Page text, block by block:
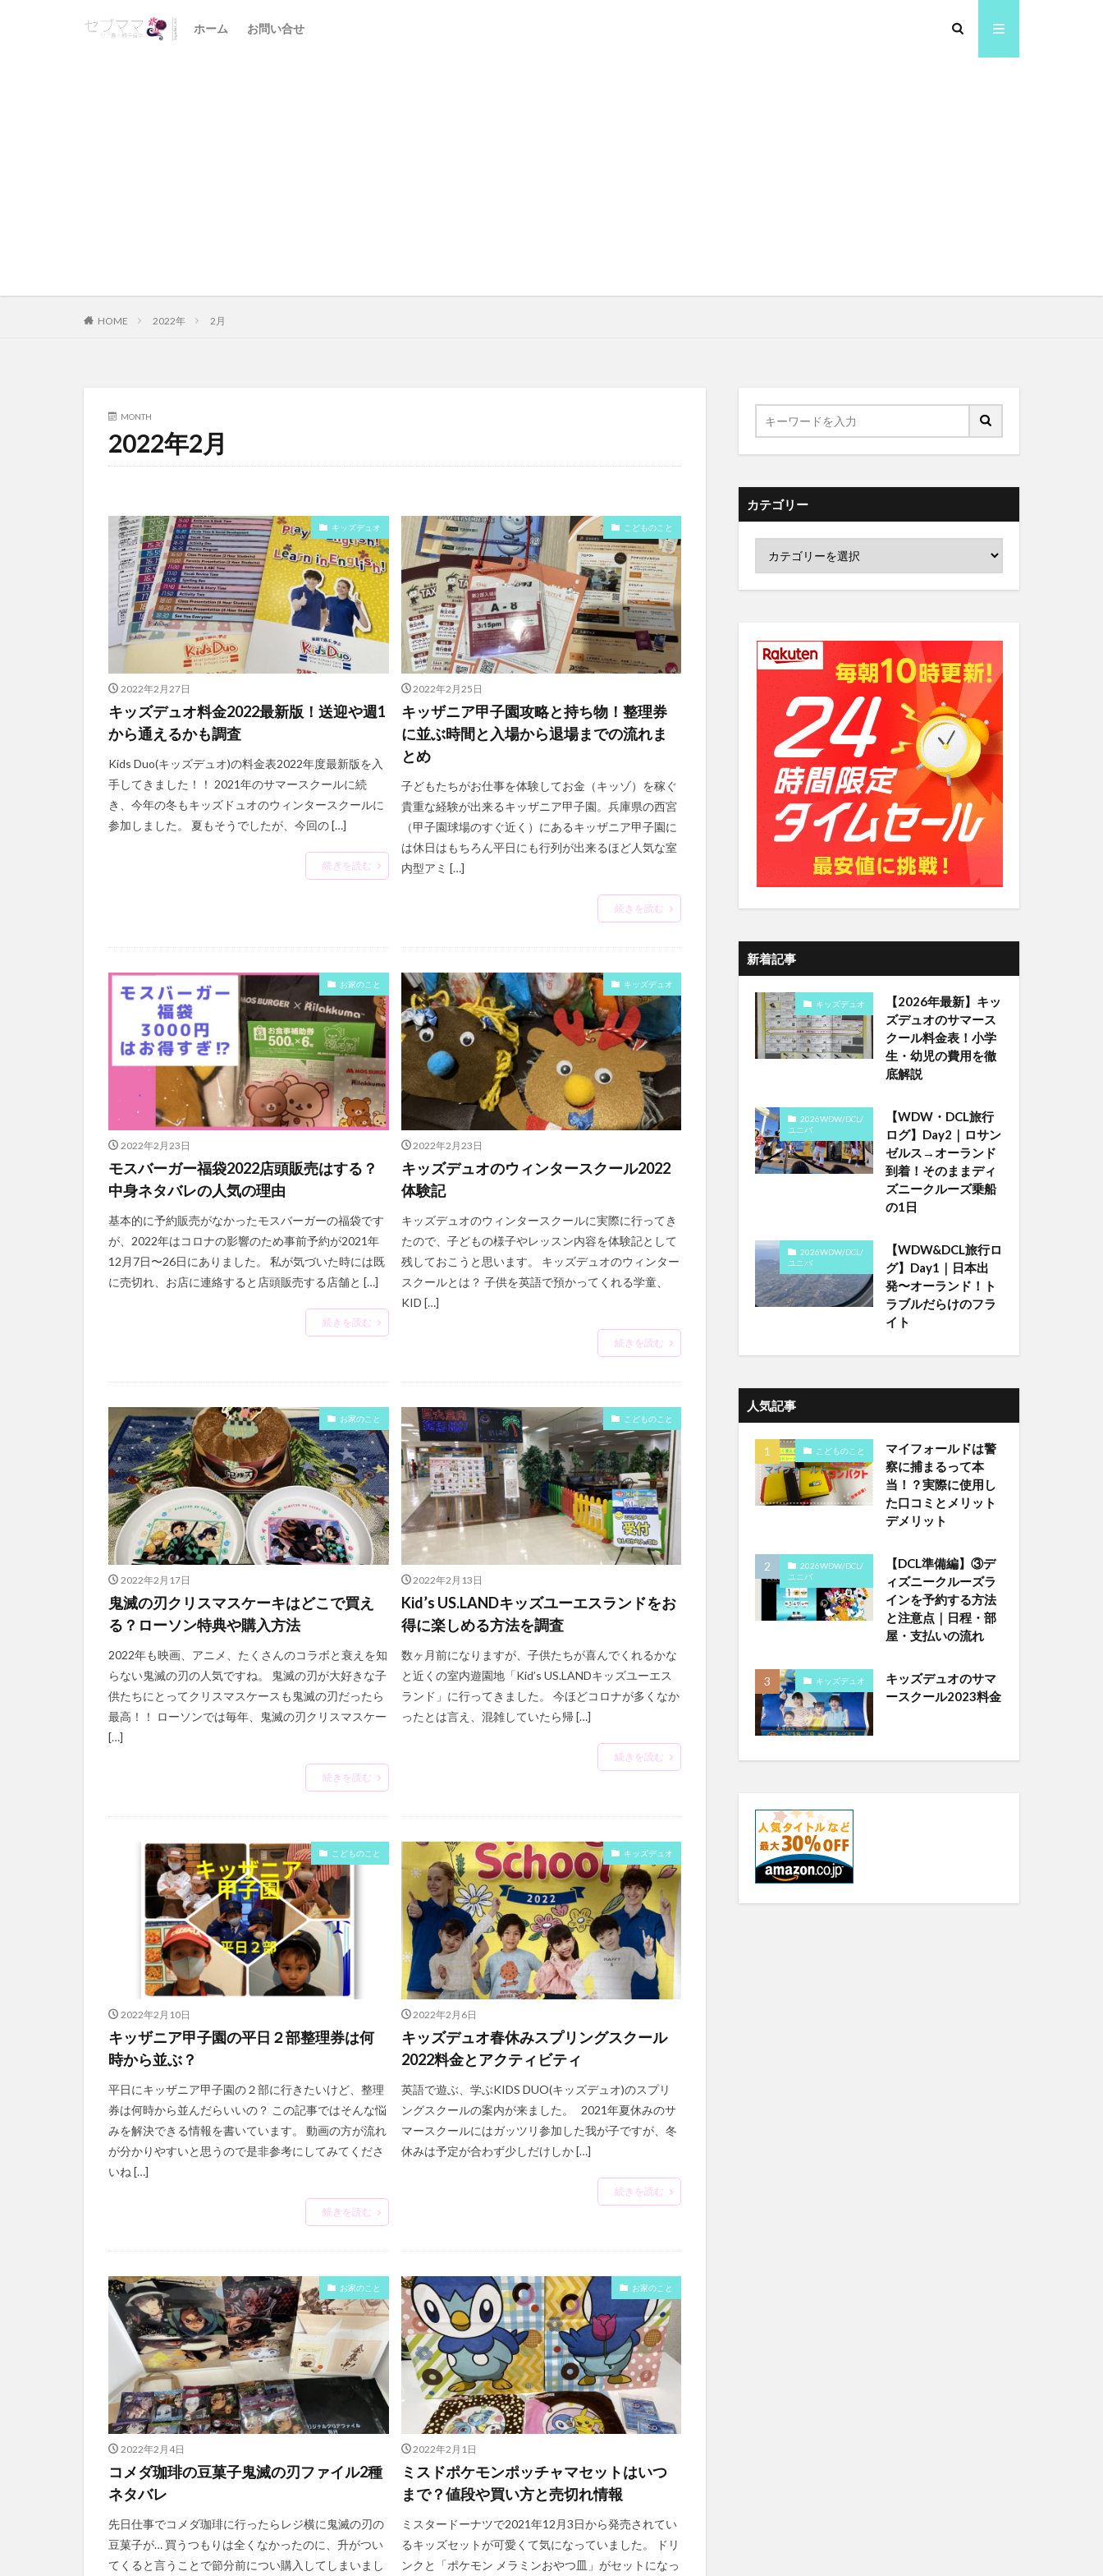
ホーム お問い合せ
HOME 2022年 2月
MONTH
2022年2月
キッズデュオ
2022年2月27日
キッズデュオ料金2022最新版！送迎や週1
から通えるかも調査
Kids Duo(キッズデュオ)の料金表2022年度最新版を入
手してきました！！ 2021年のサマースクールに続
き、今年の冬もキッズドュオのウィンタースクールに
参加しました。 夏もそうでしたが、今回の […]
続きを読む
こどものこと
2022年2月25日
キッザニア甲子園攻略と持ち物！整理券
に並ぶ時間と入場から退場までの流れま
とめ
子どもたちがお仕事を体験してお金（キッゾ）を稼ぐ
貴重な経験が出来るキッザニア甲子園。兵庫県の西宮
（甲子園球場のすぐ近く）にあるキッザニア甲子園に
は休日はもちろん平日にも行列が出来るほど人気な室
内型アミ […]
続きを読む
お家のこと
2022年2月23日
モスバーガー福袋2022店頭販売はする？
中身ネタバレの人気の理由
基本的に予約販売がなかったモスバーガーの福袋です
が、2022年はコロナの影響のため事前予約が2021年
12月7日〜26日にありました。 私が気づいた時には既
に売切れ、お店に連絡すると店頭販売する店舗と […]
続きを読む
キッズデュオ
2022年2月23日
キッズデュオのウィンタースクール2022
体験記
キッズデュオのウィンタースクールに実際に行ってき
たので、子どもの様子やレッスン内容を体験記として
残しておこうと思います。 キッズデュオのウィンター
スクールとは？ 子供を英語で預かってくれる学童、
KID […]
続きを読む
お家のこと
2022年2月17日
鬼滅の刃クリスマスケーキはどこで買え
る？ローソン特典や購入方法
2022年も映画、アニメ、たくさんのコラボと衰えを知
らない鬼滅の刃の人気ですね。 鬼滅の刃が大好きな子
供たちにとってクリスマスケースも鬼滅の刃だったら
最高！！ ローソンでは毎年、鬼滅の刃クリスマスケー
[…]
続きを読む
こどものこと
2022年2月13日
Kid’s US.LANDキッズユーエスランドをお
得に楽しめる方法を調査
数ヶ月前になりますが、子供たちが喜んでくれるかな
と近くの室内遊園地「Kid’s US.LANDキッズユーエス
ランド」に行ってきました。 今ほどコロナが多くなか
ったとは言え、混雑していたら帰 […]
続きを読む
こどものこと
2022年2月10日
キッザニア甲子園の平日２部整理券は何
時から並ぶ？
平日にキッザニア甲子園の２部に行きたいけど、整理
券は何時から並んだらいいの？ この記事ではそんな悩
みを解決できる情報を書いています。 動画の方が流れ
が分かりやすいと思うので是非参考にしてみてくださ
いね […]
続きを読む
キッズデュオ
2022年2月6日
キッズデュオ春休みスプリングスクール
2022料金とアクティビティ
英語で遊ぶ、学ぶKIDS DUO(キッズデュオ)のスプリ
ングスクールの案内が来ました。 2021年夏休みのサ
マースクールにはガッツリ参加した我が子ですが、冬
休みは予定が合わず少しだけしか […]
続きを読む
お家のこと
2022年2月4日
コメダ珈琲の豆菓子鬼滅の刃ファイル2種
ネタバレ
先日仕事でコメダ珈琲に行ったらレジ横に鬼滅の刃の
豆菓子が… 買うつもりは全くなかったのに、升がつい
てくると言うことで節分前につい購入してしまいまし
お家のこと
2022年2月1日
ミスドポケモンポッチャマセットはいつ
まで？値段や買い方と売切れ情報
ミスタードーナツで2021年12月3日から発売されてい
るキッズセットが可愛くて気になっていました。 ドリ
ンクと「ポケモン メラミンおやつ皿」がセットになっ
カテゴリー
新着記事
キッズデュオ
【2026年最新】キッ
ズデュオのサマース
クール料金表！小学
生・幼児の費用を徹
底解説
2026WDW/DCL/
ユニバ
【WDW・DCL旅行
ログ】Day2｜ロサン
ゼルス→オーランド
到着！そのままディ
ズニークルーズ乗船
の1日
2026WDW/DCL/
ユニバ
【WDW&DCL旅行ロ
グ】Day1｜日本出
発〜オーランド！ト
ラブルだらけのフラ
イト
人気記事
こどものこと
マイフォールドは警
察に捕まるって本
当！？実際に使用し
た口コミとメリット
デメリット
2026WDW/DCL/
ユニバ
【DCL準備編】③デ
ィズニークルーズラ
インを予約する方法
と注意点｜日程・部
屋・支払いの流れ
キッズデュオ
キッズデュオのサマ
ースクール2023料金